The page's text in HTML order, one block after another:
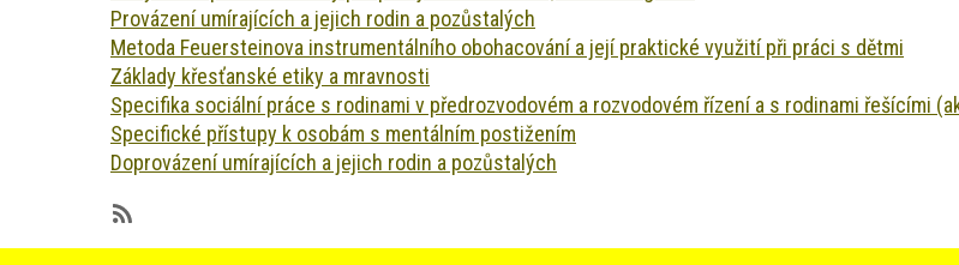
Provázení umírajících a jejich rodin a pozůstalých
Metoda Feuersteinova instrumentálního obohacování a její praktické využití při práci s dětmi
Základy křesťanské etiky a mravnosti
Specifika sociální práce s rodinami v předrozvodovém a rozvodovém řízení a s rodinami řešícími
Specifické přístupy k osobám s mentálním postižením
Doprovázení umírajících a jejich rodin a pozůstalých
SubscribeSubscribe